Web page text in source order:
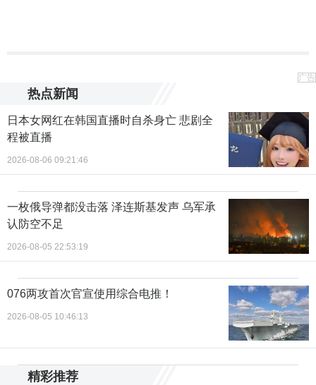
广告
热点新闻
日本女网红在韩国直播时自杀身亡 悲剧全
程被直播
2026-08-06 09:21:46
一枚俄导弹都没击落 泽连斯基发声 乌军承
认防空不足
2026-08-05 22:53:19
076两攻首次官宣使用综合电推！
2026-08-05 10:46:13
精彩推荐